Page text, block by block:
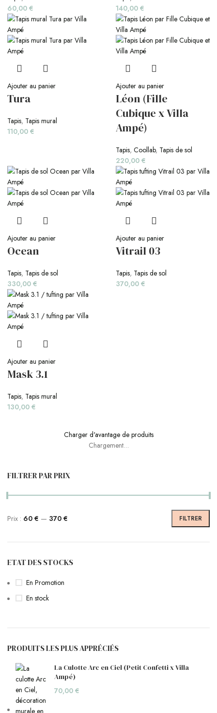
FILTRER PAR PRIX
FILTRER
Prix : 60 € — 370 €
ETAT DES STOCKS
En Promotion
En stock
PRODUITS LES PLUS APPRÉCIÉS
La Culotte Arc en Ciel (Petit Confetti x Villa
Ampé)
70,00 €
60,00 €
140,00 €
Ajouter au panier
Tura
Tapis, Tapis mural
110,00 €
Ajouter au panier
Léon (Fille
Cubique x Villa
Ampé)
Tapis, Coollab, Tapis de sol
220,00 €
Ajouter au panier
Ocean
Tapis, Tapis de sol
330,00 €
Ajouter au panier
Vitrail 03
Tapis, Tapis de sol
370,00 €
Ajouter au panier
Mask 3.1
Tapis, Tapis mural
130,00 €
Charger d'avantage de produits
Chargement…